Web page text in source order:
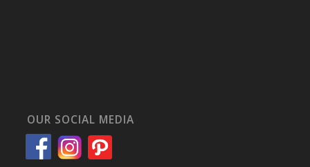
OUR SOCIAL MEDIA